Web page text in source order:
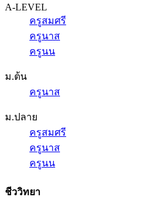
A-LEVEL
ครูสมศรี
ครูนาส
ครูนน
ม.ต้น
ครูนาส
ม.ปลาย
ครูสมศรี
ครูนาส
ครูนน
ชีววิทยา